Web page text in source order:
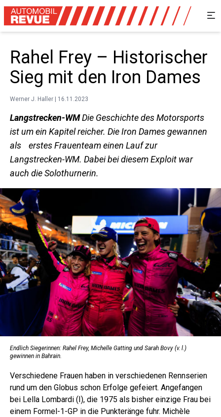
Rahel Frey – Historischer
Sieg mit den Iron Dames
Werner J. Haller | 16.11.2023
Langstrecken-WMDie Geschichte des Motorsports
ist um ein Kapitel reicher. Die Iron Dames gewannen
als erstes Frauenteam einen Lauf zur
Langstrecken-WM. Dabei bei diesem Exploit war
auch die Solothurnerin.
Endlich Siegerinnen: Rahel Frey, Michelle Gatting und Sarah Bovy (v. l.)
gewinnen in Bahrain.
Verschiedene Frauen haben in verschiedenen Rennserien
rund um den Globus schon Erfolge gefeiert. Angefangen
bei Lella Lombardi (I), die 1975 als bisher einzige Frau bei
einem Formel-1-GP in die Punkteränge fuhr. Michèle